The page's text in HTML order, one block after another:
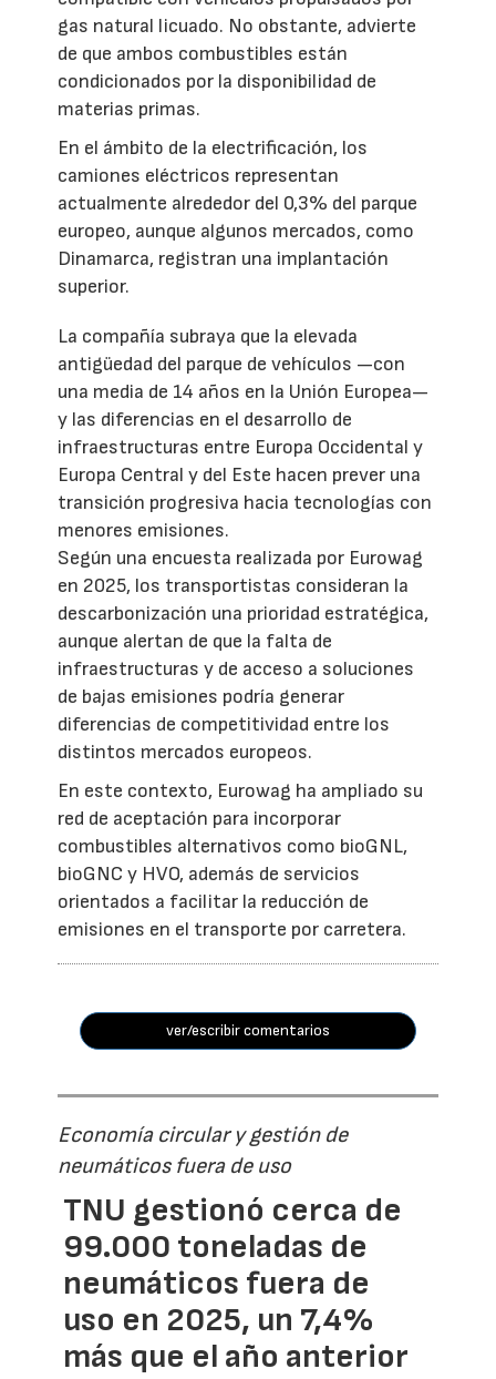
gas natural licuado. No obstante, advierte
de que ambos combustibles están
condicionados por la disponibilidad de
materias primas.
En el ámbito de la electrificación, los
camiones eléctricos representan
actualmente alrededor del 0,3% del parque
europeo, aunque algunos mercados, como
Dinamarca, registran una implantación
superior.
La compañía subraya que la elevada
antigüedad del parque de vehículos —con
una media de 14 años en la Unión Europea—
y las diferencias en el desarrollo de
infraestructuras entre Europa Occidental y
Europa Central y del Este hacen prever una
transición progresiva hacia tecnologías con
menores emisiones.
Según una encuesta realizada por Eurowag
en 2025, los transportistas consideran la
descarbonización una prioridad estratégica,
aunque alertan de que la falta de
infraestructuras y de acceso a soluciones
de bajas emisiones podría generar
diferencias de competitividad entre los
distintos mercados europeos.
En este contexto, Eurowag ha ampliado su
red de aceptación para incorporar
combustibles alternativos como bioGNL,
bioGNC y HVO, además de servicios
orientados a facilitar la reducción de
emisiones en el transporte por carretera.
ver/escribir comentarios
Economía circular y gestión de
neumáticos fuera de uso
TNU gestionó cerca de
99.000 toneladas de
neumáticos fuera de
uso en 2025, un 7,4%
más que el año anterior